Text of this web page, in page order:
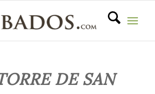
DE SAN